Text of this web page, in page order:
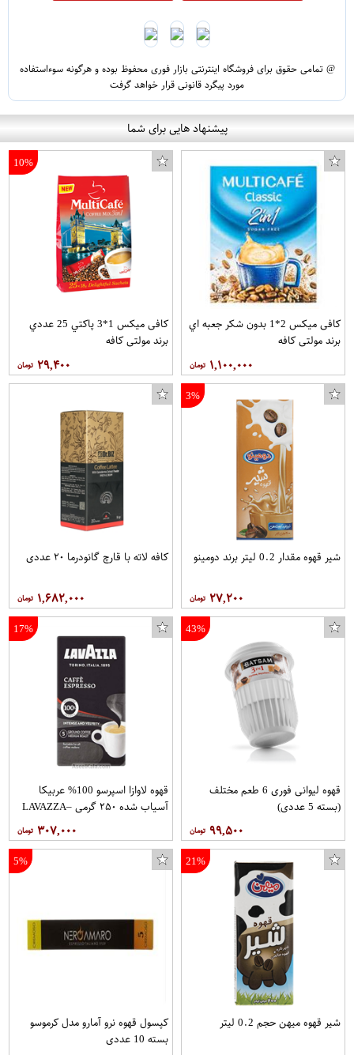
@ تمامی حقوق برای فروشگاه اینترنتی بازار فوری محفوظ بوده و هرگونه سوءاستفاده
مورد پیگرد قانونی قرار خواهد گرفت
پیشنهاد هایی برای شما
کافی میکس 2*1 بدون شکر جعبه اي
برند مولتی کافه
۱,۱۰۰,۰۰۰
10%
کافی میکس 1*3 پاکتي 25 عددي
برند مولتی کافه
۲۹,۴۰۰
3%
شیر قهوه مقدار 0.2 لیتر برند دومینو
۲۷,۲۰۰
کافه لاته با قارچ گانودرما ۲۰ عددی
۱,۶۸۲,۰۰۰
43%
قهوه لیوانی فوری 6 طعم مختلف
(بسته 5 عددی)
۹۹,۵۰۰
17%
قهوه لاوازا اسپرسو 100% عربیکا
آسیاب شده ۲۵۰ گرمی –LAVAZZA
۳۰۷,۰۰۰
21%
شیر قهوه میهن حجم 0.2 لیتر
5%
کپسول قهوه نرو آمارو مدل کرموسو
بسته 10 عددی